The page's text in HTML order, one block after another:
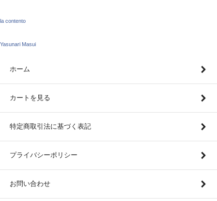
la contento
Yasunari Masui
ホーム
カートを見る
特定商取引法に基づく表記
プライバシーポリシー
お問い合わせ